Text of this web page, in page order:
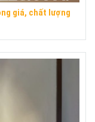
giá, chất lượng